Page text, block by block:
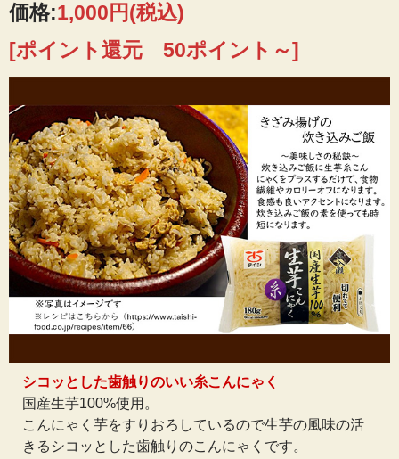
価格:1,000円(税込)
[ポイント還元 50ポイント～]
シコッとした歯触りのいい糸こんにゃく
国産生芋100%使用。
こんにゃく芋をすりおろしているので生芋の風味の活
きるシコッとした歯触りのこんにゃくです。